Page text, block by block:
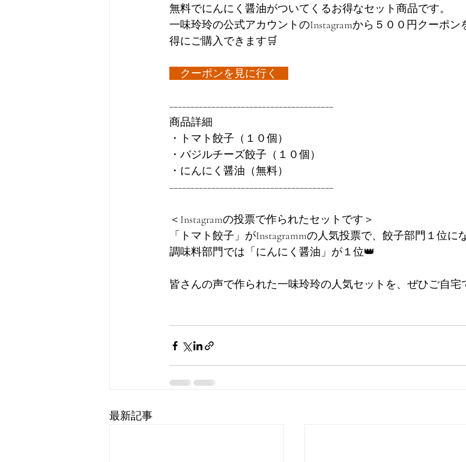
無料でにんにく醤油がついてくるお得なセット商品です。
一味玲玲の公式アカウントのInstagramから５００円クーポ
得にご購入できます🛒
クーポンを見に行く
−−−−−−−−−−−−−−−−−−−−−−−−−−−−−−−−−−−−−−−
商品詳細
・トマト餃子（１０個）
・バジルチーズ餃子（１０個）
・にんにく醤油（無料）
−−−−−−−−−−−−−−−−−−−−−−−−−−−−−−−−−−−−−−−
＜Instagramの投票で作られたセットです＞
「トマト餃子」がInstagrammの人気投票で、餃子部門１位に
調味料部門では「にんにく醤油」が１位👑
皆さんの声で作られた一味玲玲の人気セットを、ぜひご自宅
最新記事